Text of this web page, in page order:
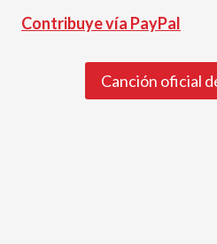
Contribuye vía PayPal
Canción oficial